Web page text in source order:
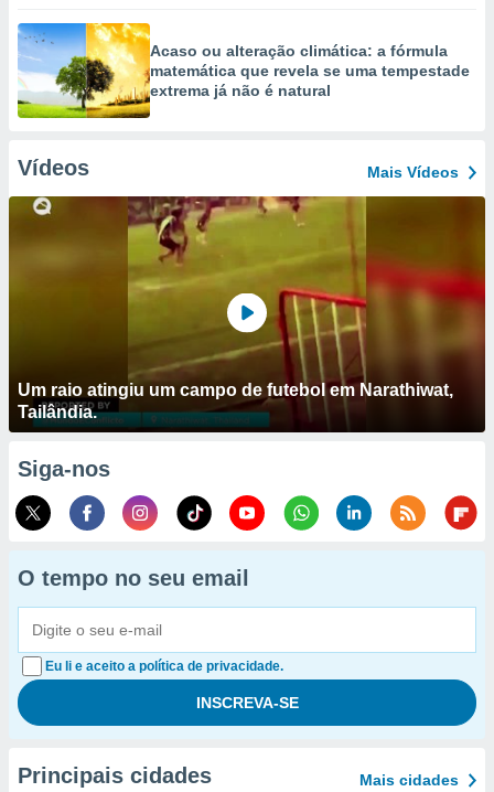
Acaso ou alteração climática: a fórmula
matemática que revela se uma tempestade
extrema já não é natural
Vídeos Mais Vídeos
Um raio atingiu um campo de futebol em Narathiwat,
Tailândia.
Siga-nos
O tempo no seu email
Eu li e aceito a política de privacidade.
Principais cidades Mais cidades